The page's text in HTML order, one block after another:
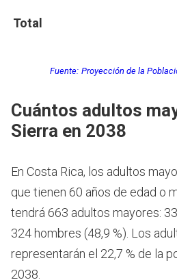
Total
Fuente: Proyección de la
Cuántos adultos
Sierra en 2038
En Costa Rica, los adultos
que tienen 60 años de edad o
tendrá 663 adultos mayores:
324 hombres (48,9 %). Los
representarán el 22,7 % de la
2038.